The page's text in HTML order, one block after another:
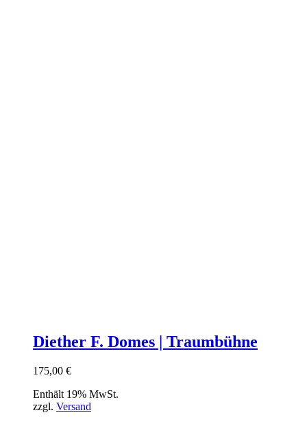
Diether F. Domes | Traumbühne
175,00 €
Enthält 19% MwSt.
zzgl. Versand